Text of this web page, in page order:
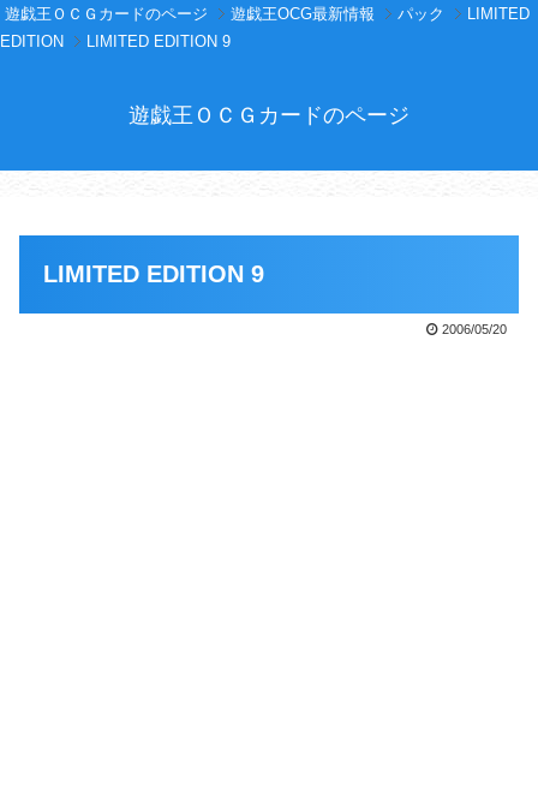
遊戯王ＯＣＧカードのページ 遊戯王OCG最新情報 パック
LIMITED
EDITION
LIMITED EDITION 9
遊戯王ＯＣＧカードのページ
LIMITED EDITION 9
2006/05/20